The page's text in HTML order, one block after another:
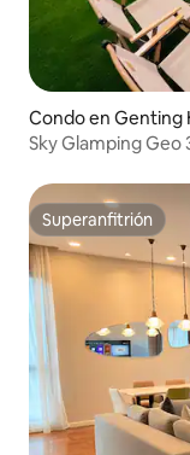
Condo en Genting
Sky Glamping Geo
Superanfitrión
Superanfitrión